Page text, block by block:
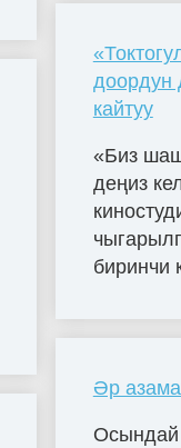
доордун
кайтуу
«Биз
деңиз
биринчи
Әр
Осындай